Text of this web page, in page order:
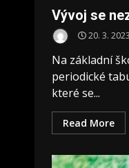
Vývoj se
20. 3. 2023
Na základní
periodické
které se...
Read More